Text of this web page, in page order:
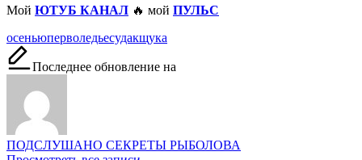
Мой ЮТУБ КАНАЛ 🔥 мой ПУЛЬС
Метки:
осеньюперволедьесудакщука
Последнее обновление на
ПОДСЛУШАНО СЕКРЕТЫ РЫБОЛОВА